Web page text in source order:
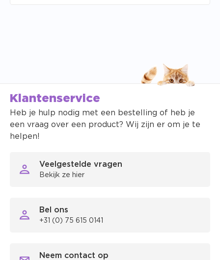
Klantenservice
Heb je hulp nodig met een bestelling of heb je
een vraag over een product? Wij zijn er om je te
helpen!
Veelgestelde vragen
Bekijk ze hier
Bel ons
+31 (0) 75 615 0141
Neem contact op